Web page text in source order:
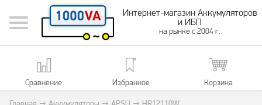
Интернет-магазин Аккумуляторов
и ИБП
на рынке с 2004 г.
Сравнение Избранное Корзина